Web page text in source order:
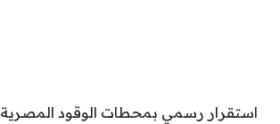
استقرار رسمي بمحطات الوقود المصرية